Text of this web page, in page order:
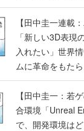
【若ゲのいたり
【田中圭一連載
「新しい3D表現
入れたい」世界
ムに革命をもた
のいたり】
【田中圭一：若
合環境「Unreal
で、開発環境は